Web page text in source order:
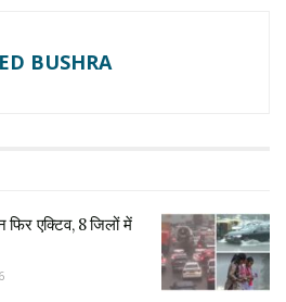
पहाड़ी इलाकों में बढ़ा खतरा
BUSHRA
एक्टिव, 8 जिलों में